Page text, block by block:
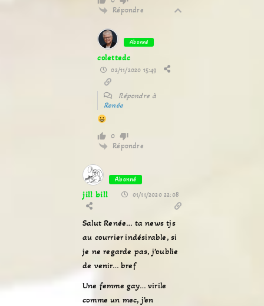
Répondre
Abonné
colettedc
02/11/2020 15:49
Répondre à
Renée
0
Répondre
Abonné
jill bill 01/11/2020 22:08
Salut Renée… ta news tjs
au courrier indésirable, si
je ne regarde pas, j’oublie
de venir… bref
Une femme gay… virile
comme un mec, j’en